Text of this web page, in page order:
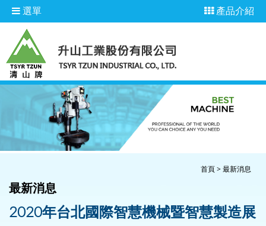
選單 產品介紹
首頁>最新消息
最新消息
2020年台北國際智慧機械暨智慧製造展